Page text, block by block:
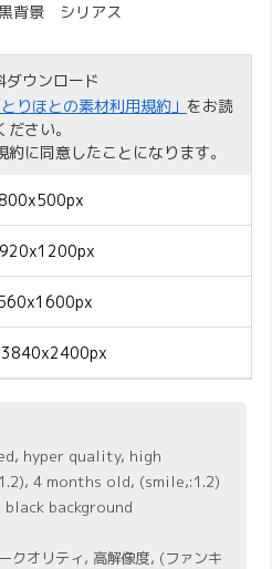
背景 シリアス
ウンロード
とりほとの素材利用規約」 をお読
ださい。
に同意したことになります。
800x500px
3840x2400px
hyper quality, high
4 months old, (smile,:1.2)
background
クオリティ, 高解像度, (ファンキ